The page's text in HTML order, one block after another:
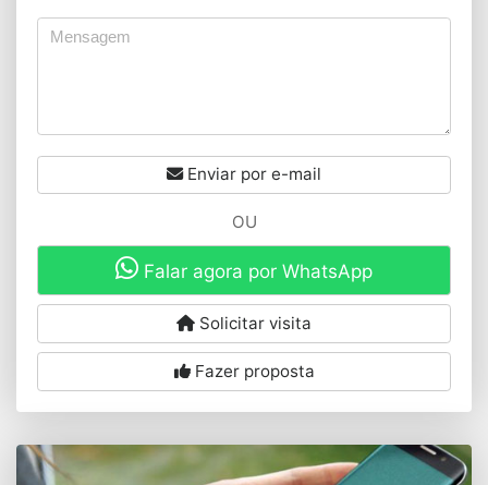
Enviar por e-mail
OU
Falar agora por WhatsApp
Solicitar visita
Fazer proposta